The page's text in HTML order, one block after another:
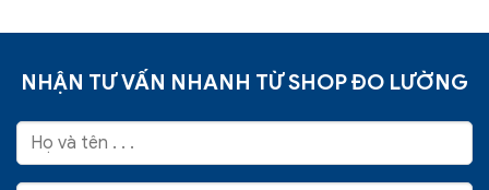
NHẬN TƯ VẤN NHANH TỪ SHOP ĐO LƯỜNG